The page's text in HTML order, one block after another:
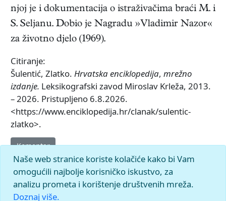
njoj je i dokumentacija o istraživačima braći M. i
S. Seljanu. Dobio je Nagradu »Vladimir Nazor«
za životno djelo (1969).
Citiranje:
Šulentić, Zlatko. Hrvatska enciklopedija, mrežno
izdanje. Leksikografski zavod Miroslav Krleža, 2013.
– 2026. Pristupljeno 6.8.2026.
<https://www.enciklopedija.hr/clanak/sulentic-
zlatko>.
Komentar
Naše web stranice koriste kolačiće kako bi Vam
omogućili najbolje korisničko iskustvo, za
analizu prometa i korištenje društvenih mreža.
Doznaj više.